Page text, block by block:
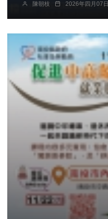
陳朝枝 2026年四月07日